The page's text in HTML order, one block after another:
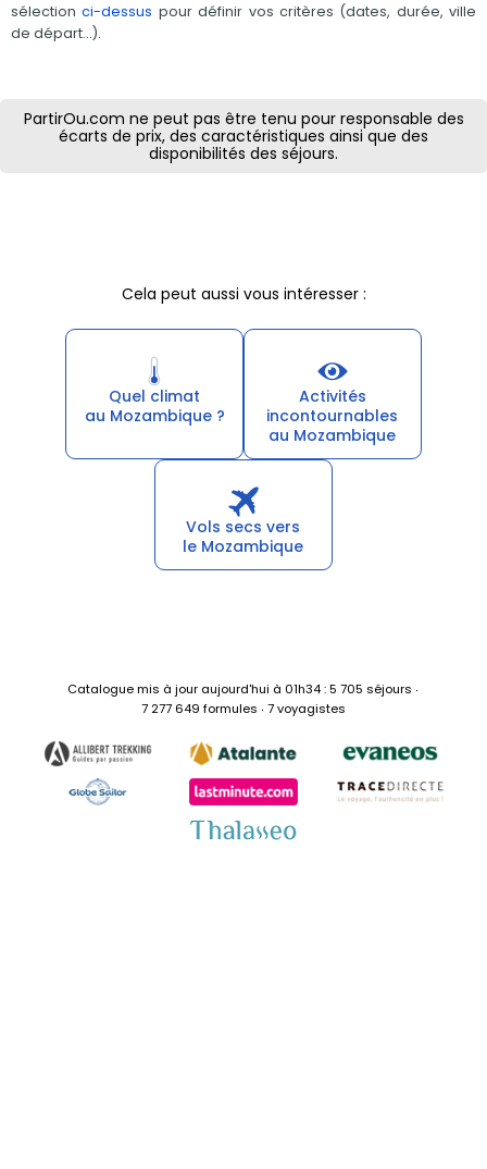
sélectionci-dessus pour définir vos critères (dates, durée, ville
de départ...).
PartirOu.com ne peut pas être tenu pour responsable des
écarts de prix, des caractéristiques ainsi que des
disponibilités des séjours.
Cela peut aussi vous intéresser :
Quel climat
au Mozambique ?
Activités
incontournables
au Mozambique
Vols secs vers
le Mozambique
Catalogue mis à jour aujourd'hui à 01h34 : 5 705 séjours ‧
7 277 649 formules ‧ 7 voyagistes